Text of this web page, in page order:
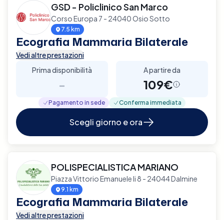
GSD - Policlinico San Marco
Corso Europa 7 - 24040 Osio Sotto
7.5 km
Ecografia Mammaria Bilaterale
Vedi altre prestazioni
Prima disponibilità
-
A partire da
109€
Pagamento in sede Conferma immediata
Scegli giorno e ora
POLISPECIALISTICA MARIANO
Piazza Vittorio Emanuele Ii 8 - 24044 Dalmine
9.1 km
Ecografia Mammaria Bilaterale
Vedi altre prestazioni